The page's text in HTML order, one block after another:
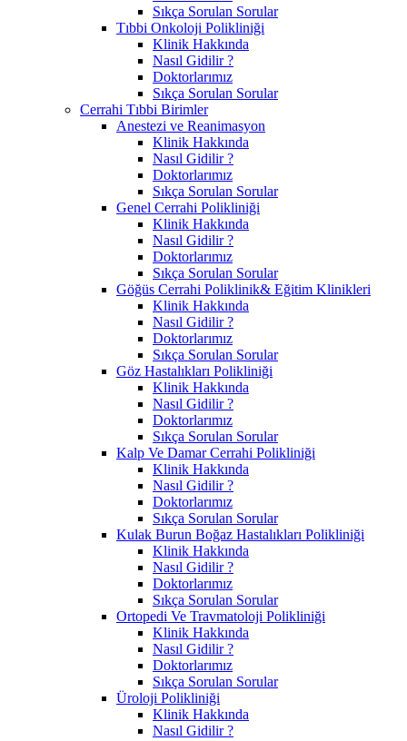
Sıkça Sorulan Sorular
Tıbbi Onkoloji Polikliniği
Klinik Hakkında
Nasıl Gidilir ?
Doktorlarımız
Sıkça Sorulan Sorular
Cerrahi Tıbbi Birimler
Anestezi ve Reanimasyon
Klinik Hakkında
Nasıl Gidilir ?
Doktorlarımız
Sıkça Sorulan Sorular
Genel Cerrahi Polikliniği
Klinik Hakkında
Nasıl Gidilir ?
Doktorlarımız
Sıkça Sorulan Sorular
Göğüs Cerrahi Poliklinik& Eğitim Klinikleri
Klinik Hakkında
Nasıl Gidilir ?
Doktorlarımız
Sıkça Sorulan Sorular
Göz Hastalıkları Polikliniği
Klinik Hakkında
Nasıl Gidilir ?
Doktorlarımız
Sıkça Sorulan Sorular
Kalp Ve Damar Cerrahi Polikliniği
Klinik Hakkında
Nasıl Gidilir ?
Doktorlarımız
Sıkça Sorulan Sorular
Kulak Burun Boğaz Hastalıkları Polikliniği
Klinik Hakkında
Nasıl Gidilir ?
Doktorlarımız
Sıkça Sorulan Sorular
Ortopedi Ve Travmatoloji Polikliniği
Klinik Hakkında
Nasıl Gidilir ?
Doktorlarımız
Sıkça Sorulan Sorular
Üroloji Polikliniği
Klinik Hakkında
Nasıl Gidilir ?